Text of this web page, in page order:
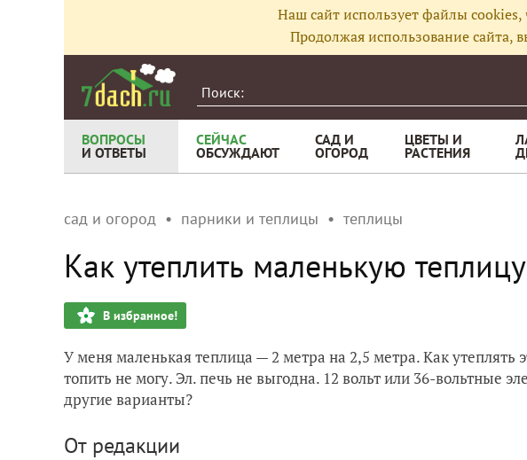
Наш сайт использует файлы
Продолжая использование сайта,
ВОПРОСЫ
И ОТВЕТЫ
СЕЙЧАС
ОБСУЖДАЮТ
САД И
ОГОРОД
ЦВЕТЫ И
РАСТЕНИЯ
сад и огород парники и теплицы теплицы
Как утеплить маленькую
В избранное!
У меня маленькая теплица — 2 метра на 2,5 метра. Как утеплять
топить не могу. Эл. печь не выгодна. 12 вольт или 36-вольтные
другие варианты?
От редакции